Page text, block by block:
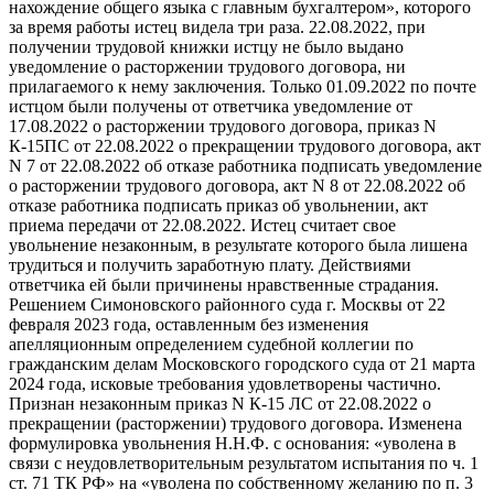
нахождение общего языка с главным бухгалтером», которого
за время работы истец видела три раза. 22.08.2022, при
получении трудовой книжки истцу не было выдано
уведомление о расторжении трудового договора, ни
прилагаемого к нему заключения. Только 01.09.2022 по почте
истцом были получены от ответчика уведомление от
17.08.2022 о расторжении трудового договора, приказ N
К-15ПС от 22.08.2022 о прекращении трудового договора, акт
N 7 от 22.08.2022 об отказе работника подписать уведомление
о расторжении трудового договора, акт N 8 от 22.08.2022 об
отказе работника подписать приказ об увольнении, акт
приема передачи от 22.08.2022. Истец считает свое
увольнение незаконным, в результате которого была лишена
трудиться и получить заработную плату. Действиями
ответчика ей были причинены нравственные страдания.
Решением Симоновского районного суда г. Москвы от 22
февраля 2023 года, оставленным без изменения
апелляционным определением судебной коллегии по
гражданским делам Московского городского суда от 21 марта
2024 года, исковые требования удовлетворены частично.
Признан незаконным приказ N К-15 ЛС от 22.08.2022 о
прекращении (расторжении) трудового договора. Изменена
формулировка увольнения Н.Н.Ф. с основания: «уволена в
связи с неудовлетворительным результатом испытания по ч. 1
ст. 71 ТК РФ» на «уволена по собственному желанию по п. 3